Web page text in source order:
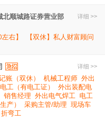
详细 >>
北顺城路证券营业部
右】
【双休】私人财富顾问
详细 >>
账（双休） 机械工程师 外出
工（有电工证）
外出装配电
销售经理 外出电气焊工 电工
产） 采购主管/助理 现场车
折弯工